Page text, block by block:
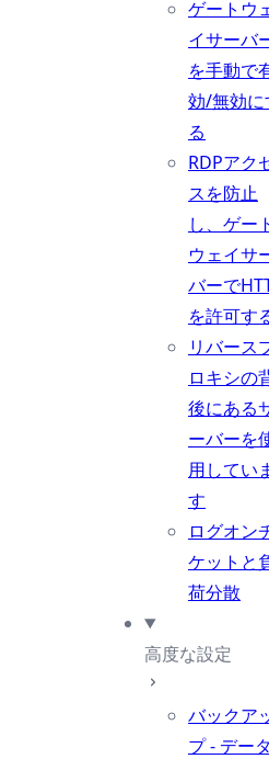
ゲートウ
イサーバ
を手動で
効/無効に
る
RDPアク
スを防止
し、ゲー
ウェイサ
バーで
を許可す
リバース
ロキシの
後にある
ーバーを
用してい
す
ログオン
ケットと
荷分散
高度な設定
バックア
プ - データ